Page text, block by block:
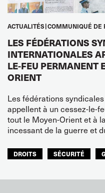
ACTUALITÉS COMMUNIQUÉ DE
LES FÉDÉRATIONS
INTERNATIONALES
LE-FEU PERMANENT
ORIENT
Les fédérations
appellent à un cessez-le-
tout le Moyen-Orient et à
incessant de la guerre et
DROITS SÉCURITÉ